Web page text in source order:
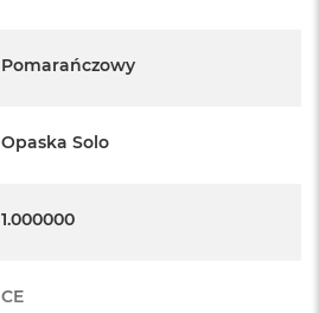
Pomarańczowy
Opaska Solo
1.000000
CE